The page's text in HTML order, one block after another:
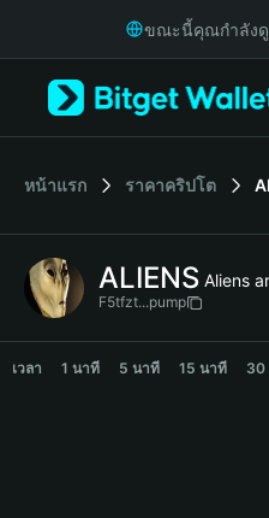
Русский
Italiano
简体中文
繁體中文
Bahasa Indonesia
ขณะนี้คุณกำลัง
หน้าแรก ราคาคริปโต
ALIENS
F5tfzt...pump
ALIENS Price Chart
เวลา 1 นาที 5 นาที 15 นาที 30